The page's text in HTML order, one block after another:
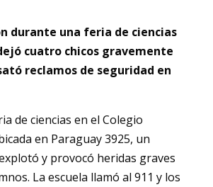
durante una feria de ciencias
cuatro chicos gravemente
reclamos de seguridad en
de ciencias en el Colegio
en Paraguay 3925, un
y provocó heridas graves
La escuela llamó al 911 y los